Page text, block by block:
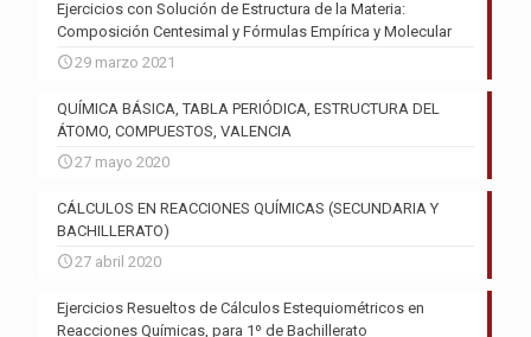
Ejercicios con Solución de Estructura de la Materia:
Composición Centesimal y Fórmulas Empírica y Molecular
29 marzo 2021
QUÍMICA BÁSICA, TABLA PERIÓDICA, ESTRUCTURA DEL
ÁTOMO, COMPUESTOS, VALENCIA
27 mayo 2020
CÁLCULOS EN REACCIONES QUÍMICAS (SECUNDARIA Y
BACHILLERATO)
27 abril 2020
Ejercicios Resueltos de Cálculos Estequiométricos en
Reacciones Químicas, para 1º de Bachillerato